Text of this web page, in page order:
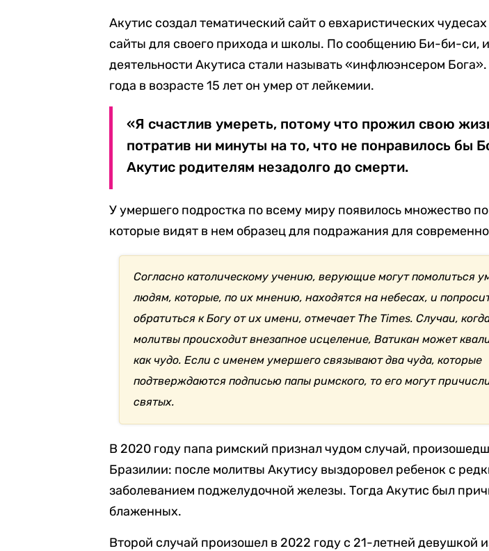
Акутис создал тематический сайт о евхаристических
сайты для своего прихода и школы. По сообщению Би-би-си,
деятельности Акутиса стали называть «инфлюэнсером
года в возрасте 15 лет он умер от лейкемии.
«Я счастлив умереть, потому что прожил свою
потратив ни минуты на то, что не понравилось бы
Акутис родителям незадолго до смерти.
У умершего подростка по всему миру появилось множество
которые видят в нем образец для подражания для
Согласно католическому учению, верующие могут помолиться
людям, которые, по их мнению, находятся на небесах, и
обратиться к Богу от их имени, отмечает The Times. Случаи,
молитвы происходит внезапное исцеление, Ватикан может
как чудо. Если с именем умершего связывают два чуда, которые
подтверждаются подписью папы римского, то его могут
святых.
В 2020 году папа римский признал чудом случай,
Бразилии: после молитвы Акутису выздоровел ребенок с
заболеванием поджелудочной железы. Тогда Акутис был
блаженных.
Второй случай произошел в 2022 году с 21-летней девушкой